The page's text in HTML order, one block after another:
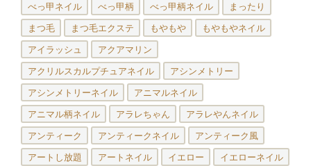
べっ甲ネイル べっ甲柄 べっ甲柄ネイル まったり
まつ毛 まつ毛エクステ もやもや もやもやネイル
アイラッシュ アクアマリン
アクリルスカルプチュアネイル アシンメトリー
アシンメトリーネイル アニマルネイル
アニマル柄ネイル アラレちゃん アラレやんネイル
アンティーク アンティークネイル アンティーク風
アートし放題 アートネイル イエロー イエローネイル